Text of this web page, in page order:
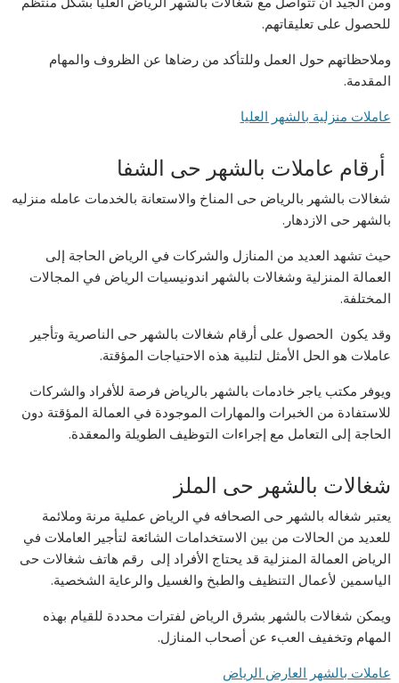
للحصول على تعليقاتهم.
وملاحظاتهم حول العمل وللتأكد من رضاها عن الظروف والمهام
المقدمة.
عاملات منزلية بالشهر العليا
أرقام عاملات بالشهر حى الشفا
شغالات بالشهر بالرياض حى المناخ والاستعانة بالخدمات عامله منزليه
بالشهر حى الازدهار.
حيث تشهد العديد من المنازل والشركات في الرياض الحاجة إلى
العمالة المنزلية وشغالات بالشهر اندونيسيات الرياض في المجالات
المختلفة.
وقد يكون الحصول على أرقام شغالات بالشهر حى الناصرية وتأجير
عاملات هو الحل الأمثل لتلبية هذه الاحتياجات المؤقتة.
ويوفر مكتب ياجر خادمات بالشهر بالرياض فرصة للأفراد والشركات
للاستفادة من الخبرات والمهارات الموجودة في العمالة المؤقتة دون
الحاجة إلى التعامل مع إجراءات التوظيف الطويلة والمعقدة.
شغالات بالشهر حى الملز
يعتبر شغاله بالشهر حى الصحافه في الرياض عملية مرنة وملائمة
للعديد من الحالات من بين الاستخدامات الشائعة لتأجير العاملات في
الرياض العمالة المنزلية قد يحتاج الأفراد إلى رقم هاتف شغالات حى
الياسمين لأعمال التنظيف والطبخ والغسيل والرعاية الشخصية.
ويمكن شغالات بالشهر بشرق الرياض لفترات محددة للقيام بهذه
المهام وتخفيف العبء عن أصحاب المنازل.
عاملات بالشهر العارض الرياض